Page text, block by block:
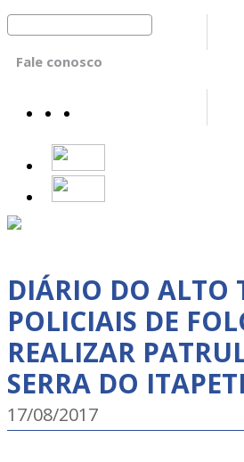
Fale conosco
DIÁRIO DO ALTO
POLICIAIS DE
REALIZAR
SERRA DO ITAPETI
17/08/2017